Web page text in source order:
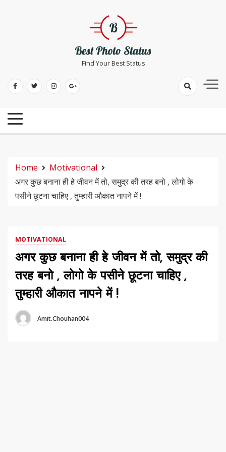
Find Your Best Status
Home
Motivational
अगर कुछ बनाना ही हे जीवन में तो, समुद्र की तरह बनो , लोगो के
पसीने छूटना चाहिए , तुम्हारी औकात नापने में !
MOTIVATIONAL
अगर कुछ बनाना ही हे जीवन में तो, समुद्र की
तरह बनो , लोगो के पसीने छूटना चाहिए ,
तुम्हारी औकात नापने में !
Amit.chouhan004